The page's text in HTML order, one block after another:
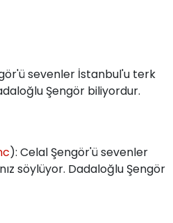
sevenler İstanbul'u terk
Şengör biliyordur.
): Celal Şengör'ü sevenler
söylüyor. Dadaloğlu Şengör